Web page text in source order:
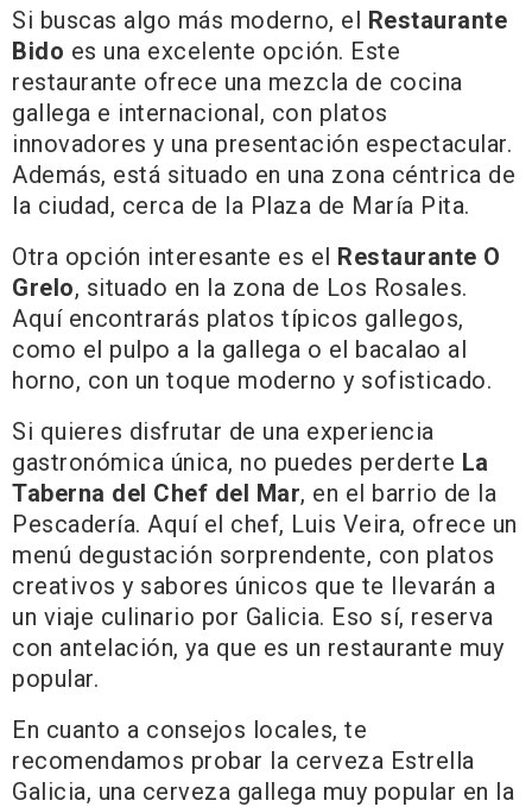
Si buscas algo más moderno, el Restaurante
Bido es una excelente opción. Este
restaurante ofrece una mezcla de cocina
gallega e internacional, con platos
innovadores y una presentación espectacular.
Además, está situado en una zona céntrica de
la ciudad, cerca de la Plaza de María Pita.
Otra opción interesante es el Restaurante O
Grelo, situado en la zona de Los Rosales.
Aquí encontrarás platos típicos gallegos,
como el pulpo a la gallega o el bacalao al
horno, con un toque moderno y sofisticado.
Si quieres disfrutar de una experiencia
gastronómica única, no puedes perderte La
Taberna del Chef del Mar, en el barrio de la
Pescadería. Aquí el chef, Luis Veira, ofrece un
menú degustación sorprendente, con platos
creativos y sabores únicos que te llevarán a
un viaje culinario por Galicia. Eso sí, reserva
con antelación, ya que es un restaurante muy
popular.
En cuanto a consejos locales, te
recomendamos probar la cerveza Estrella
Galicia, una cerveza gallega muy popular en la